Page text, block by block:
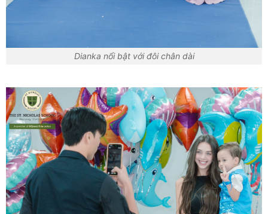
Dianka nổi bật với đôi chân dài